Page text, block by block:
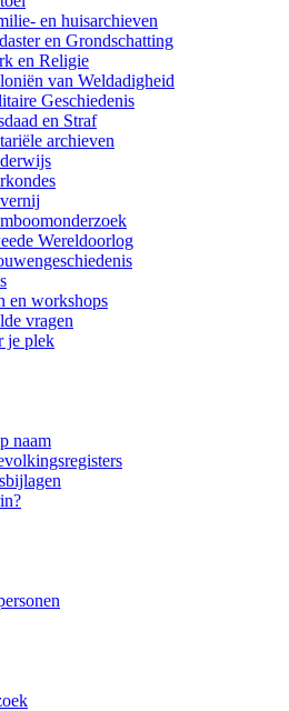
en huisarchieven
en Grondschatting
en Religie
van Weldadigheid
Geschiedenis
en Straf
archieven
Wereldoorlog
en workshops
vragen
je plek
naam